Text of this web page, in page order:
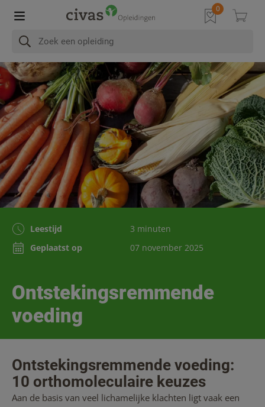
Ontstekingsremmende
voeding
Leestijd
3 minuten
Geplaatst op
07 november 2025
Ontstekingsremmende voeding:
10 orthomoleculaire keuzes
Aan de basis van veel lichamelijke klachten ligt vaak een